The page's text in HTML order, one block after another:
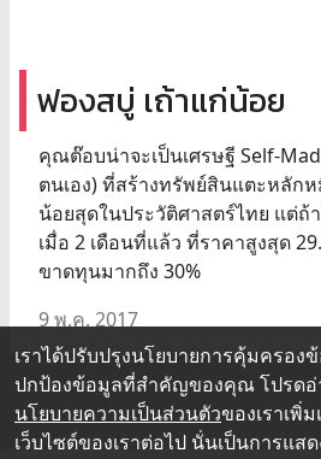
ฟองสบู่ เถ้าแก่น้อย
คุณต๊อบน่าจะเป็นเศรษฐี Self-
ตนเอง) ที่สร้างทรัพย์สินแตะหลัก
น้อยสุดในประวัติศาสตร์ไทย แต่ถ้
เมื่อ 2 เดือนที่แล้ว ที่ราคาสูงสุด
ขาดทุนมากถึง 30%
9 พ.ค. 2017
เราได้ปรับปรุงนโยบายการคุ้มครอง
ปกป้องข้อมูลที่สำคัญของคุณ โปรดอ่
นโยบายความเป็นส่วนตัวของเราเพิ่
เว็บไซต์ของเราต่อไป นั่นเป็นการแ